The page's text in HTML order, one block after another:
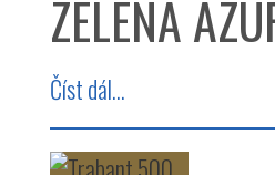
ZELENÁ
Číst dál...